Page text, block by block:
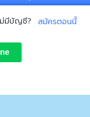
มีบัญชี? สมัครตอนนี้